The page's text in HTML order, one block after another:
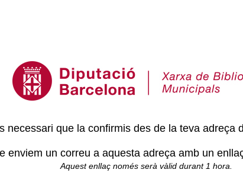
necessari que la confirmis des de la teva adreça
enviem un correu a aquesta adreça amb un
Aquest enllaç només serà vàlid durant 1 hora.